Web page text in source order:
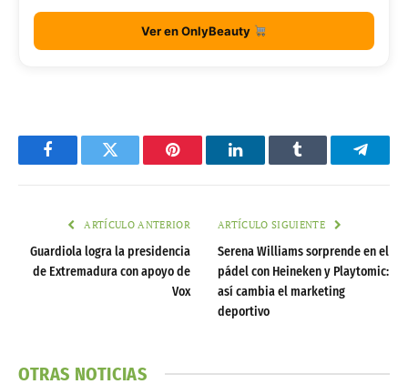
Ver en OnlyBeauty
FacebookTwitter Pinterest LinkedInTumblr
ARTÍCULO ANTERIOR
Guardiola logra la presidencia
de Extremadura con apoyo de
Vox
ARTÍCULO SIGUIENTE
Serena Williams sorprende en el
pádel con Heineken y Playtomic:
así cambia el marketing
deportivo
OTRAS NOTICIAS